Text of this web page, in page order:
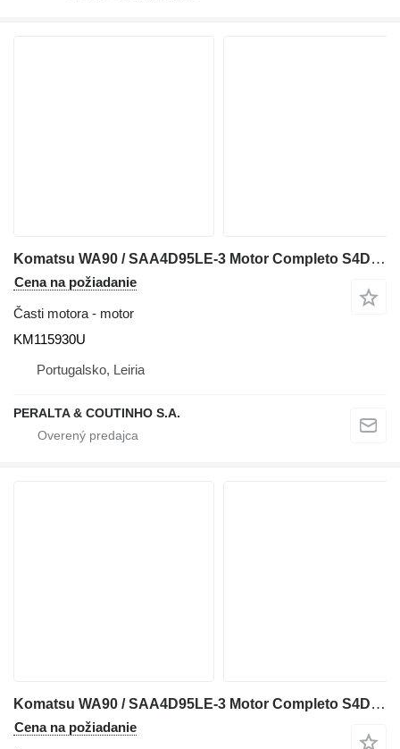
Komatsu WA90 / SAA4D95LE-3 Motor Completo S4D95LE-3 KM115930U na kolesového nakladača Komatsu WA90
Cena na požiadanie
Časti motora - motor
KM115930U
Portugalsko, Leiria
PERALTA & COUTINHO S.A.
Komatsu WA90 / SAA4D95LE-3 Motor Completo S4D95LE-3 KM125832U na kolesového nakladača Komatsu WA90
Cena na požiadanie